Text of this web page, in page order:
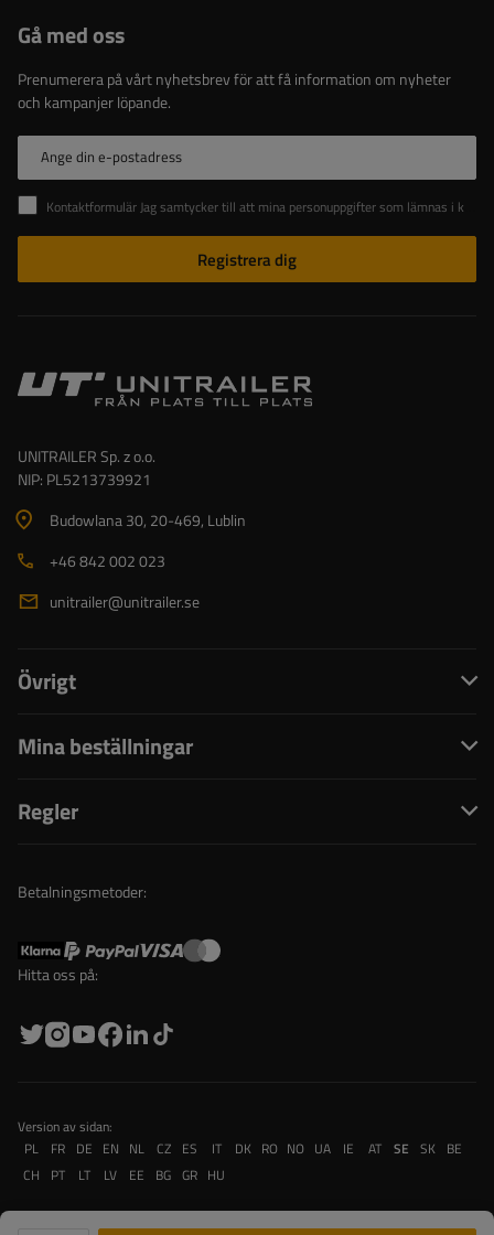
Gå med oss
Prenumerera på vårt nyhetsbrev för att få information om nyheter
och kampanjer löpande.
Ange din e-postadress
Kontaktformulär Jag samtycker till att mina personuppgifter som lämnas i kontaktformuläret behandlas i enlighet med Europaparlamentets och rådets förordning (EU).
Registrera dig
UNITRAILER Sp. z o.o.
NIP: PL5213739921
Budowlana 30, 20-469, Lublin
+46 842 002 023
unitrailer@unitrailer.se
Övrigt
Mina beställningar
Regler
Betalningsmetoder:
Hitta oss på:
Version av sidan:
PL
FR DE EN NL CZ ES IT DK RO NO UA IE AT SE SK BE
CH
PT LT LV EE BG GR HU